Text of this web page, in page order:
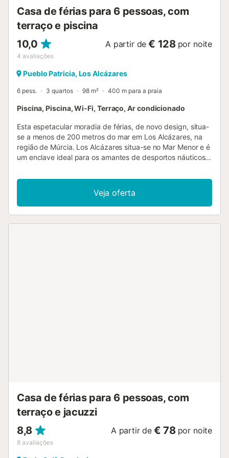
Casa de férias para 6 pessoas, com
terraço e piscina
10,0
4 avaliações
A partir de € 128 por noite
Pueblo Patricia, Los Alcázares
6 pess. 3 quartos 98 m² 400 m para a praia
Piscina, Piscina, Wi-Fi, Terraço, Ar condicionado
Esta espetacular moradia de férias, de novo design, situa-
se a menos de 200 metros do mar em Los Alcázares, na
região de Múrcia. Los Alcázares situa-se no Mar Menor e é
um enclave ideal para os amantes de desportos náuticos,
construída com materiais de alta qualidade, com um
interior elegante e inovador, de acordo com as últimas
tendências, onde a luz desempenha um papel
protagonista. A casa dispõe de 3 quartos amplos e
Veja oferta
Casa de férias para 6 pessoas, com
terraço e jacuzzi
8,8
8 avaliações
A partir de € 78 por noite